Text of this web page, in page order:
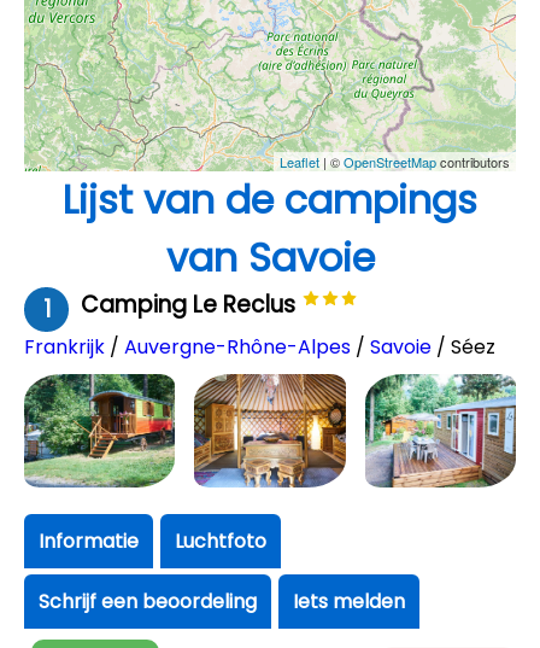
Leaflet | ©OpenStreetMapcontributors
Lijst van de campings
van Savoie
1 Camping Le Reclus
Frankrijk / Auvergne-Rhône-Alpes / Savoie / Séez
Informatie Luchtfoto
Schrijf een beoordeling Iets melden